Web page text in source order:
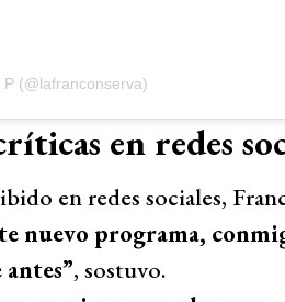
(@lafranconserva)
en redes
en redes sociales,
nuevo programa,
, sostuvo.